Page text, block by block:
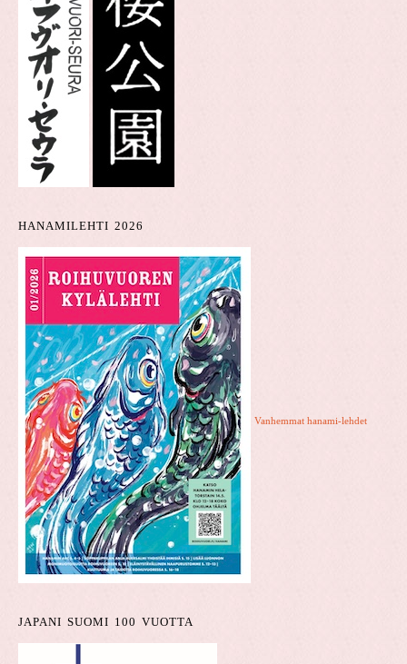
HANAMILEHTI 2026
Vanhemmat hanami-lehdet
JAPANI SUOMI 100 VUOTTA